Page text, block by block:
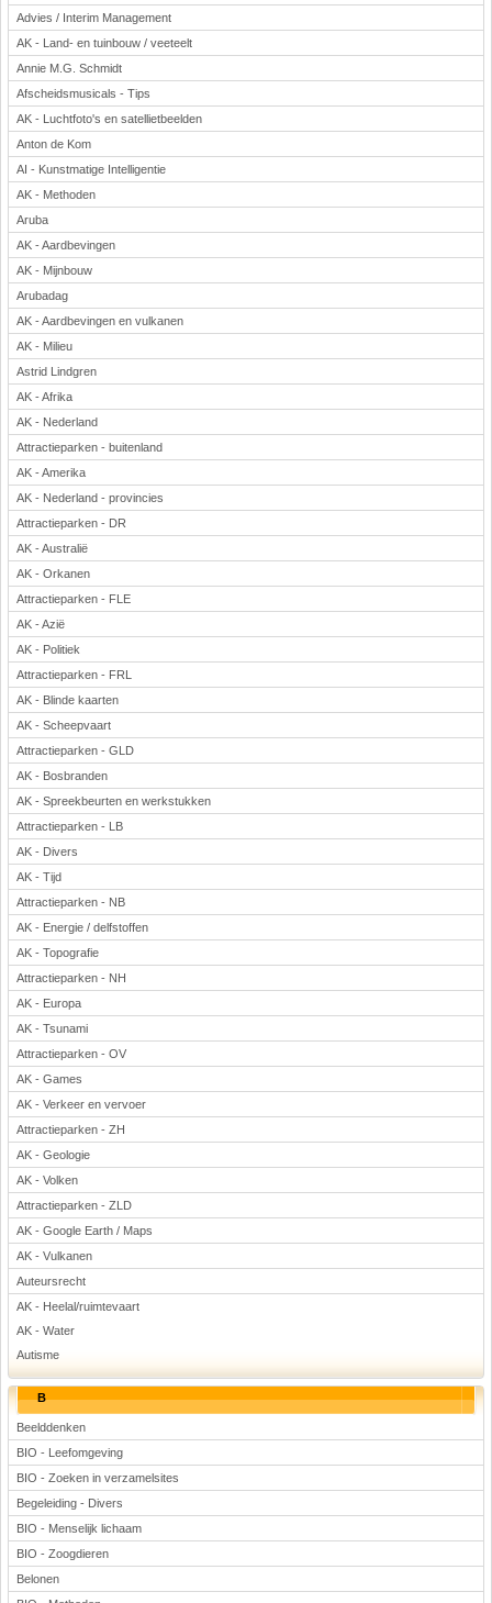
Advies / Interim Management
AK - Land- en tuinbouw / veeteelt
Annie M.G. Schmidt
Afscheidsmusicals - Tips
AK - Luchtfoto's en satellietbeelden
Anton de Kom
AI - Kunstmatige Intelligentie
AK - Methoden
Aruba
AK - Aardbevingen
AK - Mijnbouw
Arubadag
AK - Aardbevingen en vulkanen
AK - Milieu
Astrid Lindgren
AK - Afrika
AK - Nederland
Attractieparken - buitenland
AK - Amerika
AK - Nederland - provincies
Attractieparken - DR
AK - Australië
AK - Orkanen
Attractieparken - FLE
AK - Azië
AK - Politiek
Attractieparken - FRL
AK - Blinde kaarten
AK - Scheepvaart
Attractieparken - GLD
AK - Bosbranden
AK - Spreekbeurten en werkstukken
Attractieparken - LB
AK - Divers
AK - Tijd
Attractieparken - NB
AK - Energie / delfstoffen
AK - Topografie
Attractieparken - NH
AK - Europa
AK - Tsunami
Attractieparken - OV
AK - Games
AK - Verkeer en vervoer
Attractieparken - ZH
AK - Geologie
AK - Volken
Attractieparken - ZLD
AK - Google Earth / Maps
AK - Vulkanen
Auteursrecht
AK - Heelal/ruimtevaart
AK - Water
Autisme
B
Beelddenken
BIO - Leefomgeving
BIO - Zoeken in verzamelsites
Begeleiding - Divers
BIO - Menselijk lichaam
BIO - Zoogdieren
Belonen